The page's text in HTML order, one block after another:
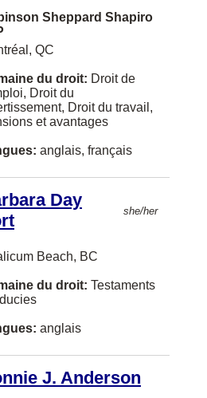
County
Sheppard Shapiro
QC
du droit: Droit de
Droit du
Droit du travail,
et avantages
anglais, français
Day
she/her
Beach, BC
du droit: Testaments
anglais
J. Anderson